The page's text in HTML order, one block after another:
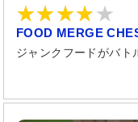
FOOD MERGE
ジャンクフードがバト